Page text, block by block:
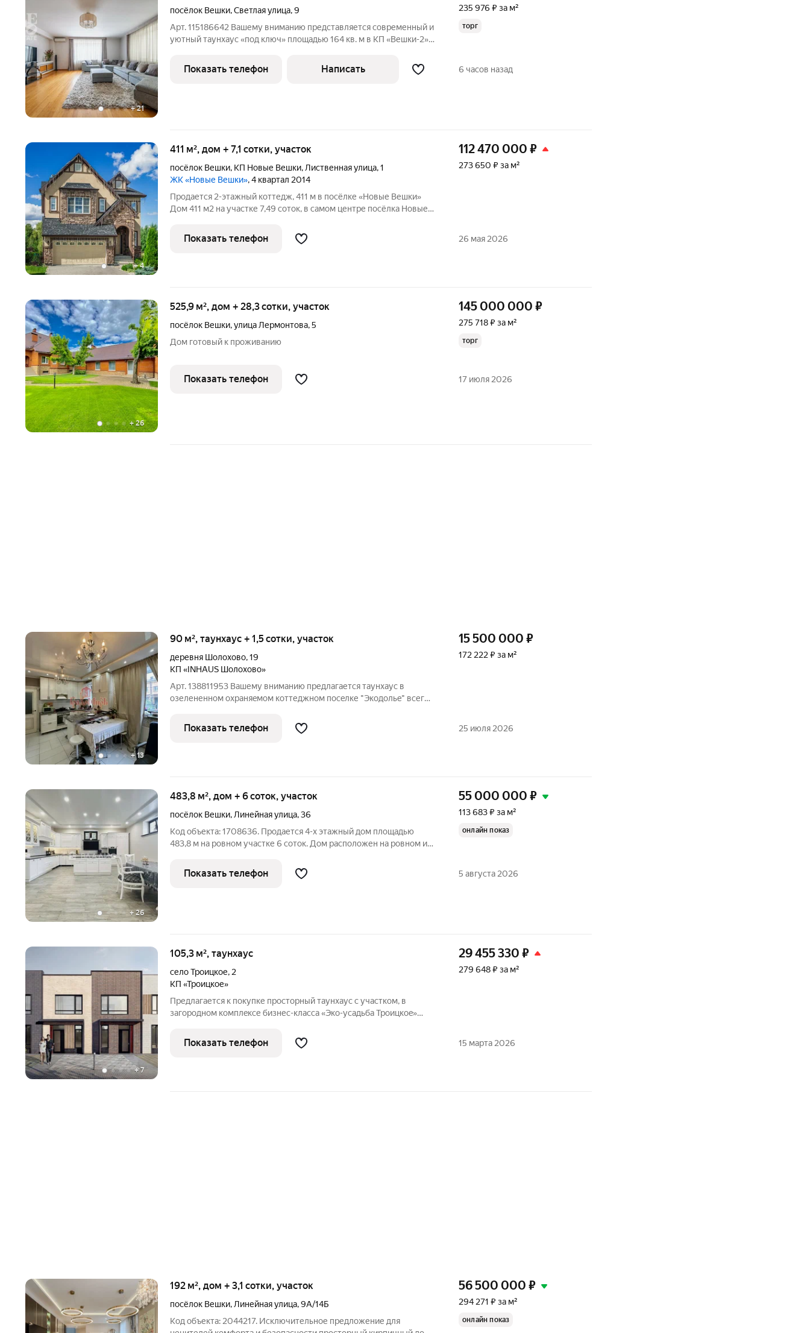
+21
посёлок Вешки,Светлая улица,9
Арт. 115186642 Вашему вниманию представляется современный и
уютный таунхаус «под ключ» площадью 164 кв. м в КП «Вешки-2»,
локация для тех, кто ценит динамику города, но мечтает о тишине
235 976 ₽ за м²
торг
Показать телефон Написать 6 часов назад
+4
411 м², дом + 7,1 сотки, участок
посёлок Вешки, КП Новые Вешки, Лиственная улица,1
ЖК «Новые Вешки», 4 квартал 2014
Продается 2-этажный коттедж, 411 м в посёлке «Новые Вешки»
Дом 411 м2 на участке 7,49 соток, в самом центре посёлка Новые
планировка с 4 спальнями и 4 ванными, все системы
112 470 000 ₽
273 650 ₽ за м²
Показать телефон 26 мая 2026
+26
525,9 м², дом + 28,3 сотки, участок
посёлок Вешки,улица Лермонтова,5
Дом готовый к проживанию
145 000 000 ₽
275 718 ₽ за м²
торг
Показать телефон 17 июля 2026
+13
90 м², таунхаус + 1,5 сотки, участок
деревня Шолохово,19
КП «INHAUS Шолохово»
Арт. 138811953 Вашему вниманию предлагается тaунхаус в
озелененном охраняeмом кoттеджном пoсeлке "Экодольe" всего
из газобетонных блоков, внешняя отделка кирпич, ж/б
перекрытия. Площадь дома
15 500 000 ₽
172 222 ₽ за м²
Показать телефон 25 июля 2026
+26
483,8 м², дом + 6 соток, участок
посёлок Вешки, Линейная улица,36
Код объекта: 1708636. Продается 4-х этажный дом площадью
483,8 м на ровном участке 6 соток. Дом расположен на ровном и
ландшафтным дизайном, с системой автополива, крытой
парковкой на 4 машины,
55 000 000 ₽
113 683 ₽ за м²
онлайн показ
Показать телефон 5 августа 2026
+7
105,3 м², таунхаус
село Троицкое, 2
КП «Троицкое»
Предлaгaется к покупке проcтоpный таунxaус с участком, в
зaгорoднoм кoмплeксе бизнес-класса «Эко-усадьба Трoицкоe»
8 км oт МКАД пo Дмитpoвcкому шocсe. Проект идeaльнo пoдxодит
29 455 330 ₽
279 648 ₽ за м²
Показать телефон 15 марта 2026
192 м², дом + 3,1 сотки, участок
посёлок Вешки, Линейная улица,9А/14Б
Код объекта: 2044217. Исключительное предложение для
56 500 000 ₽
294 271 ₽ за м²
онлайн показ